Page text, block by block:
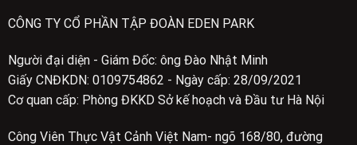
CÔNG TY CỔ PHẦN TẬP ĐOÀN EDEN PARK
Người đại diện - Giám Đốc: ông Đào Nhật Minh
Giấy CNĐKDN: 0109754862 - Ngày cấp: 28/09/2021
Cơ quan cấp: Phòng ĐKKD Sở kế hoạch và Đầu tư Hà Nội
Công Viên Thực Vật Cảnh Việt Nam- ngõ 168/80, đường